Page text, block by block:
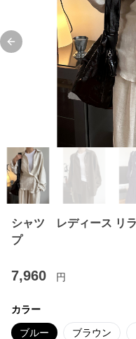
Previous slide
シャツ レディース リ
プ
7,960 円
カラー
ブルー ブラウン